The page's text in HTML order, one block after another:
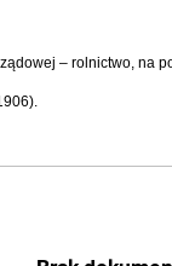
– rolnictwo, na